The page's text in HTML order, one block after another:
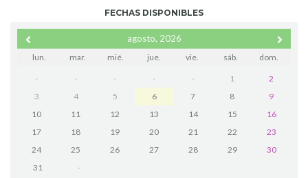
FECHAS DISPONIBLES
agosto, 2026
lun. mar. mié. jue. vie. sáb. dom.
- - - - - 1
2
3
4 5 6 7 8
9
10
11 12 13 14 15
16
17
18 19 20 21 22
23
24
25 26 27 28 29
30
31
-